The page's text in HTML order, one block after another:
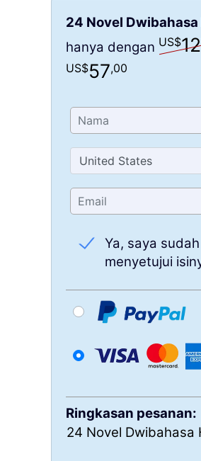
24 Novel
hanya dengan US$
US$57,00
Ya, saya
menyetujui
Ringkasan pesanan:
24 Novel Dwibahasa